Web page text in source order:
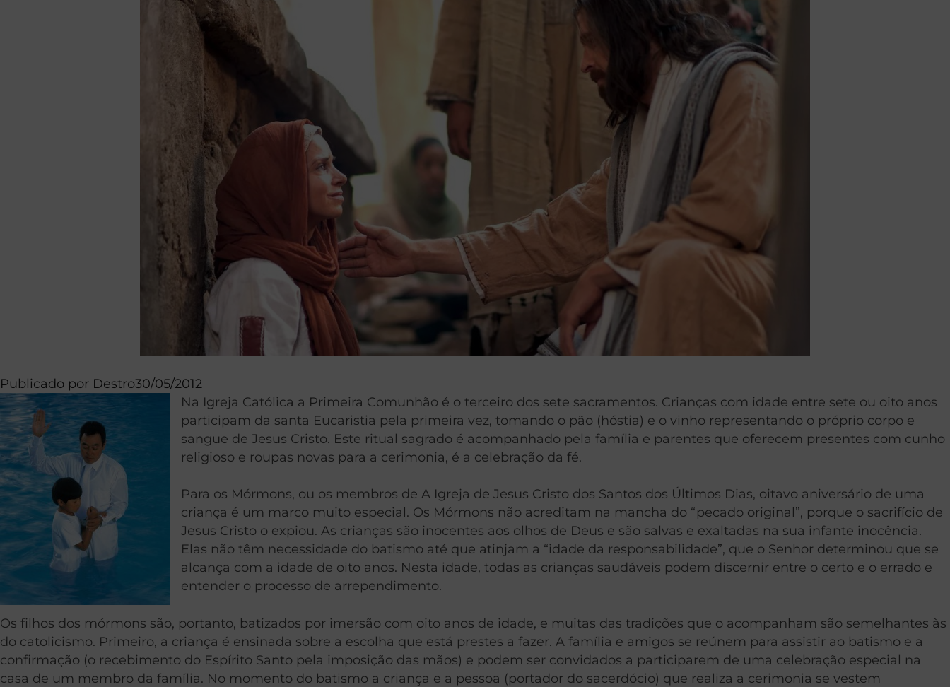
Publicado por Destro30/05/2012
Na Igreja Católica a Primeira Comunhão é o terceiro dos sete sacramentos. Crianças com idade entre sete ou oito anos
participam da santa Eucaristia pela primeira vez, tomando o pão (hóstia) e o vinho representando o próprio corpo e
sangue de Jesus Cristo. Este ritual sagrado é acompanhado pela família e parentes que oferecem presentes com cunho
religioso e roupas novas para a cerimonia, é a celebração da fé.
Para os Mórmons, ou os membros de A Igreja de Jesus Cristo dos Santos dos Últimos Dias, oitavo aniversário de uma
criança é um marco muito especial. Os Mórmons não acreditam na mancha do “pecado original”, porque o sacrifício de
Jesus Cristo o expiou. As crianças são inocentes aos olhos de Deus e são salvas e exaltadas na sua infante inocência.
Elas não têm necessidade do batismo até que atinjam a “idade da responsabilidade”, que o Senhor determinou que se
alcança com a idade de oito anos. Nesta idade, todas as crianças saudáveis podem discernir entre o certo e o errado e
entender o processo de arrependimento.
Os filhos dos mórmons são, portanto, batizados por imersão com oito anos de idade, e muitas das tradições que o acompanham são semelhantes às
do catolicismo. Primeiro, a criança é ensinada sobre a escolha que está prestes a fazer. A família e amigos se reúnem para assistir ao batismo e a
confirmação (o recebimento do Espírito Santo pela imposição das mãos) e podem ser convidados a participarem de uma celebração especial na
casa de um membro da família. No momento do batismo a criança e a pessoa (portador do sacerdócio) que realiza a cerimonia se vestem